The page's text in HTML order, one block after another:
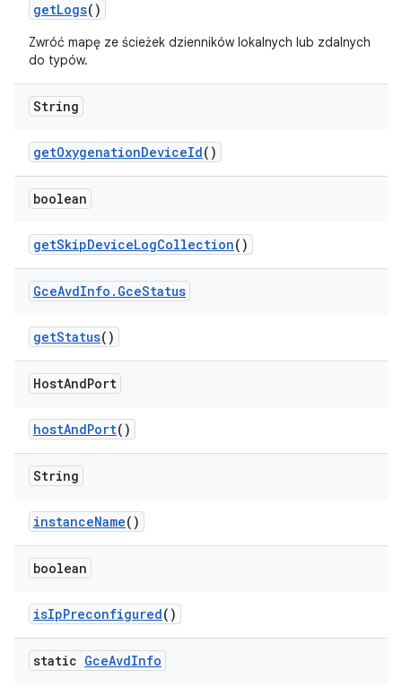
getLogs()
Zwróć mapę ze ścieżek dzienników lokalnych lub zdalnych
do typów.
String
getOxygenationDeviceId()
boolean
getSkipDeviceLogCollection()
GceAvdInfo . GceStatus
getStatus()
HostAndPort
hostAndPort()
String
instanceName()
boolean
isIpPreconfigured()
static GceAvdInfo